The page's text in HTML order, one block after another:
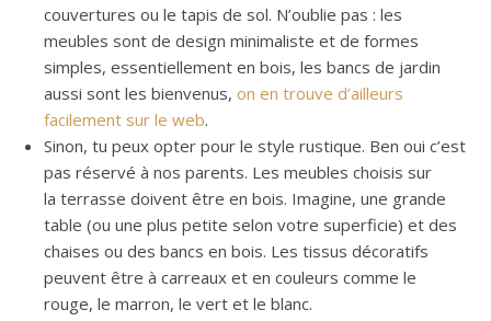
couvertures ou le tapis de sol. N’oublie pas : les
meubles sont de design minimaliste et de formes
simples, essentiellement en bois, les bancs de jardin
aussi sont les bienvenus, on en trouve d’ailleurs
facilement sur le web.
Sinon, tu peux opter pour le style rustique. Ben oui c’est
pas réservé à nos parents. Les meubles choisis sur
la terrasse doivent être en bois. Imagine, une grande
table (ou une plus petite selon votre superficie) et des
chaises ou des bancs en bois. Les tissus décoratifs
peuvent être à carreaux et en couleurs comme le
rouge, le marron, le vert et le blanc.